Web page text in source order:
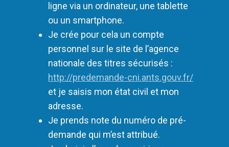
ligne via un ordinateur, une tablette
ou un smartphone.
Je crée pour cela un compte
personnel sur le site de l’agence
nationale des titres sécurisés :
http://predemande-cni.ants.gouv.fr/
et je saisis mon état civil et mon
adresse.
Je prends note du numéro de pré-
demande qui m’est attribué.